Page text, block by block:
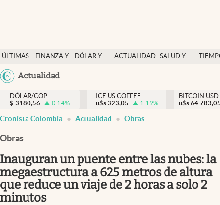
ÚLTIMAS
NOTICIAS
FINANZA Y
DÓLAR Y
ACTUALIDAD SALUD Y
México
Actualidad
Salud y nutrición
Vida espiritual
Actualidad
Colombia
DÓLAR/COP
$ 3180,56 0.14%
ICE US COFFEE
u$s 323,05 1.19%
BITCOIN USD
u$s
Cronista Colombia Actualidad Obras
Obras
Inauguran un puente entre las nubes: la
megaestructura a 625 metros de altura
que reduce un viaje de 2 horas a solo 2
minutos